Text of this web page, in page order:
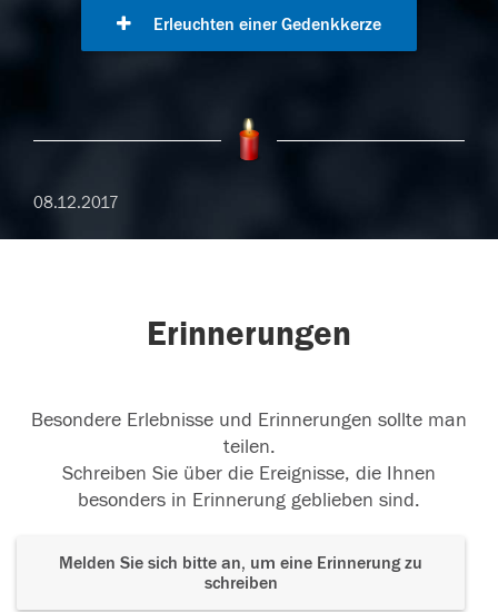
Erleuchten einer Gedenkkerze
08.12.2017
Erinnerungen
Besondere Erlebnisse und Erinnerungen sollte man
teilen.
Schreiben Sie über die Ereignisse, die Ihnen
besonders in Erinnerung geblieben sind.
Melden Sie sich bitte an, um eine Erinnerung zu
schreiben